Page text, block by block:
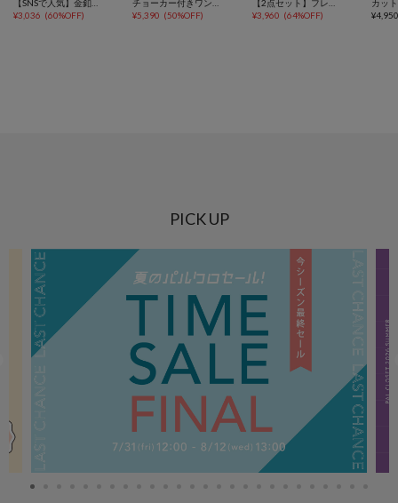
¥3,036 (60%OFF)
¥5,390 (50%OFF)
¥3,960 (64%OFF) ¥
PICK UP